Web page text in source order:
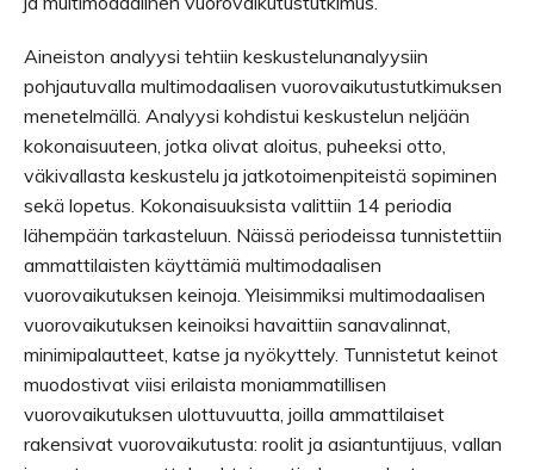
Aineiston analyysi tehtiin keskustelunanalyysiin
pohjautuvalla multimodaalisen vuorovaikutustutkimuksen
menetelmällä. Analyysi kohdistui keskustelun neljään
kokonaisuuteen, jotka olivat aloitus, puheeksi otto,
väkivallasta keskustelu ja jatkotoimenpiteistä sopiminen
sekä lopetus. Kokonaisuuksista valittiin 14 periodia
lähempään tarkasteluun. Näissä periodeissa tunnistettiin
ammattilaisten käyttämiä multimodaalisen
vuorovaikutuksen keinoja. Yleisimmiksi multimodaalisen
vuorovaikutuksen keinoiksi havaittiin sanavalinnat,
minimipalautteet, katse ja nyökyttely. Tunnistetut keinot
muodostivat viisi erilaista moniammatillisen
vuorovaikutuksen ulottuvuutta, joilla ammattilaiset
rakensivat vuorovaikutusta: roolit ja asiantuntijuus, vallan